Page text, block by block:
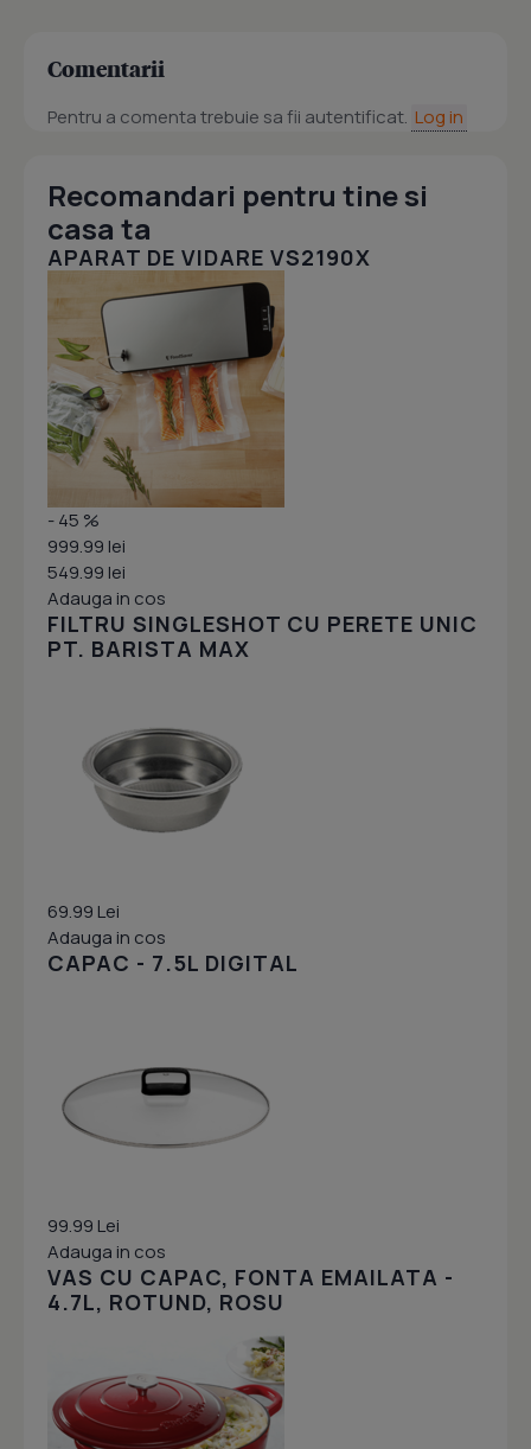
Comentarii
Pentru a comenta trebuie sa fii autentificat. Log in
Recomandari pentru tine si
casa ta
APARAT DE VIDARE VS2190X
- 45 %
999.99 lei
549.99 lei
Adauga in cos
FILTRU SINGLESHOT CU PERETE UNIC
PT. BARISTA MAX
69.99 Lei
Adauga in cos
CAPAC - 7.5L DIGITAL
99.99 Lei
Adauga in cos
VAS CU CAPAC, FONTA EMAILATA -
4.7L, ROTUND, ROSU